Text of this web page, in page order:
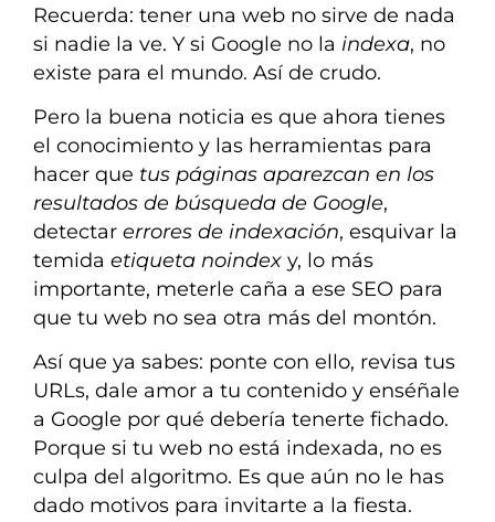
Recuerda: tener una web no sirve de nada
si nadie la ve. Y si Google no la indexa, no
existe para el mundo. Así de crudo.
Pero la buena noticia es que ahora tienes
el conocimiento y las herramientas para
hacer que tus páginas aparezcan en los
resultados de búsqueda de Google,
detectar errores de indexación, esquivar la
temida etiqueta noindex y, lo más
importante, meterle caña a ese SEO para
que tu web no sea otra más del montón.
Así que ya sabes: ponte con ello, revisa tus
URLs, dale amor a tu contenido y enséñale
a Google por qué debería tenerte fichado.
Porque si tu web no está indexada, no es
culpa del algoritmo. Es que aún no le has
dado motivos para invitarte a la fiesta.